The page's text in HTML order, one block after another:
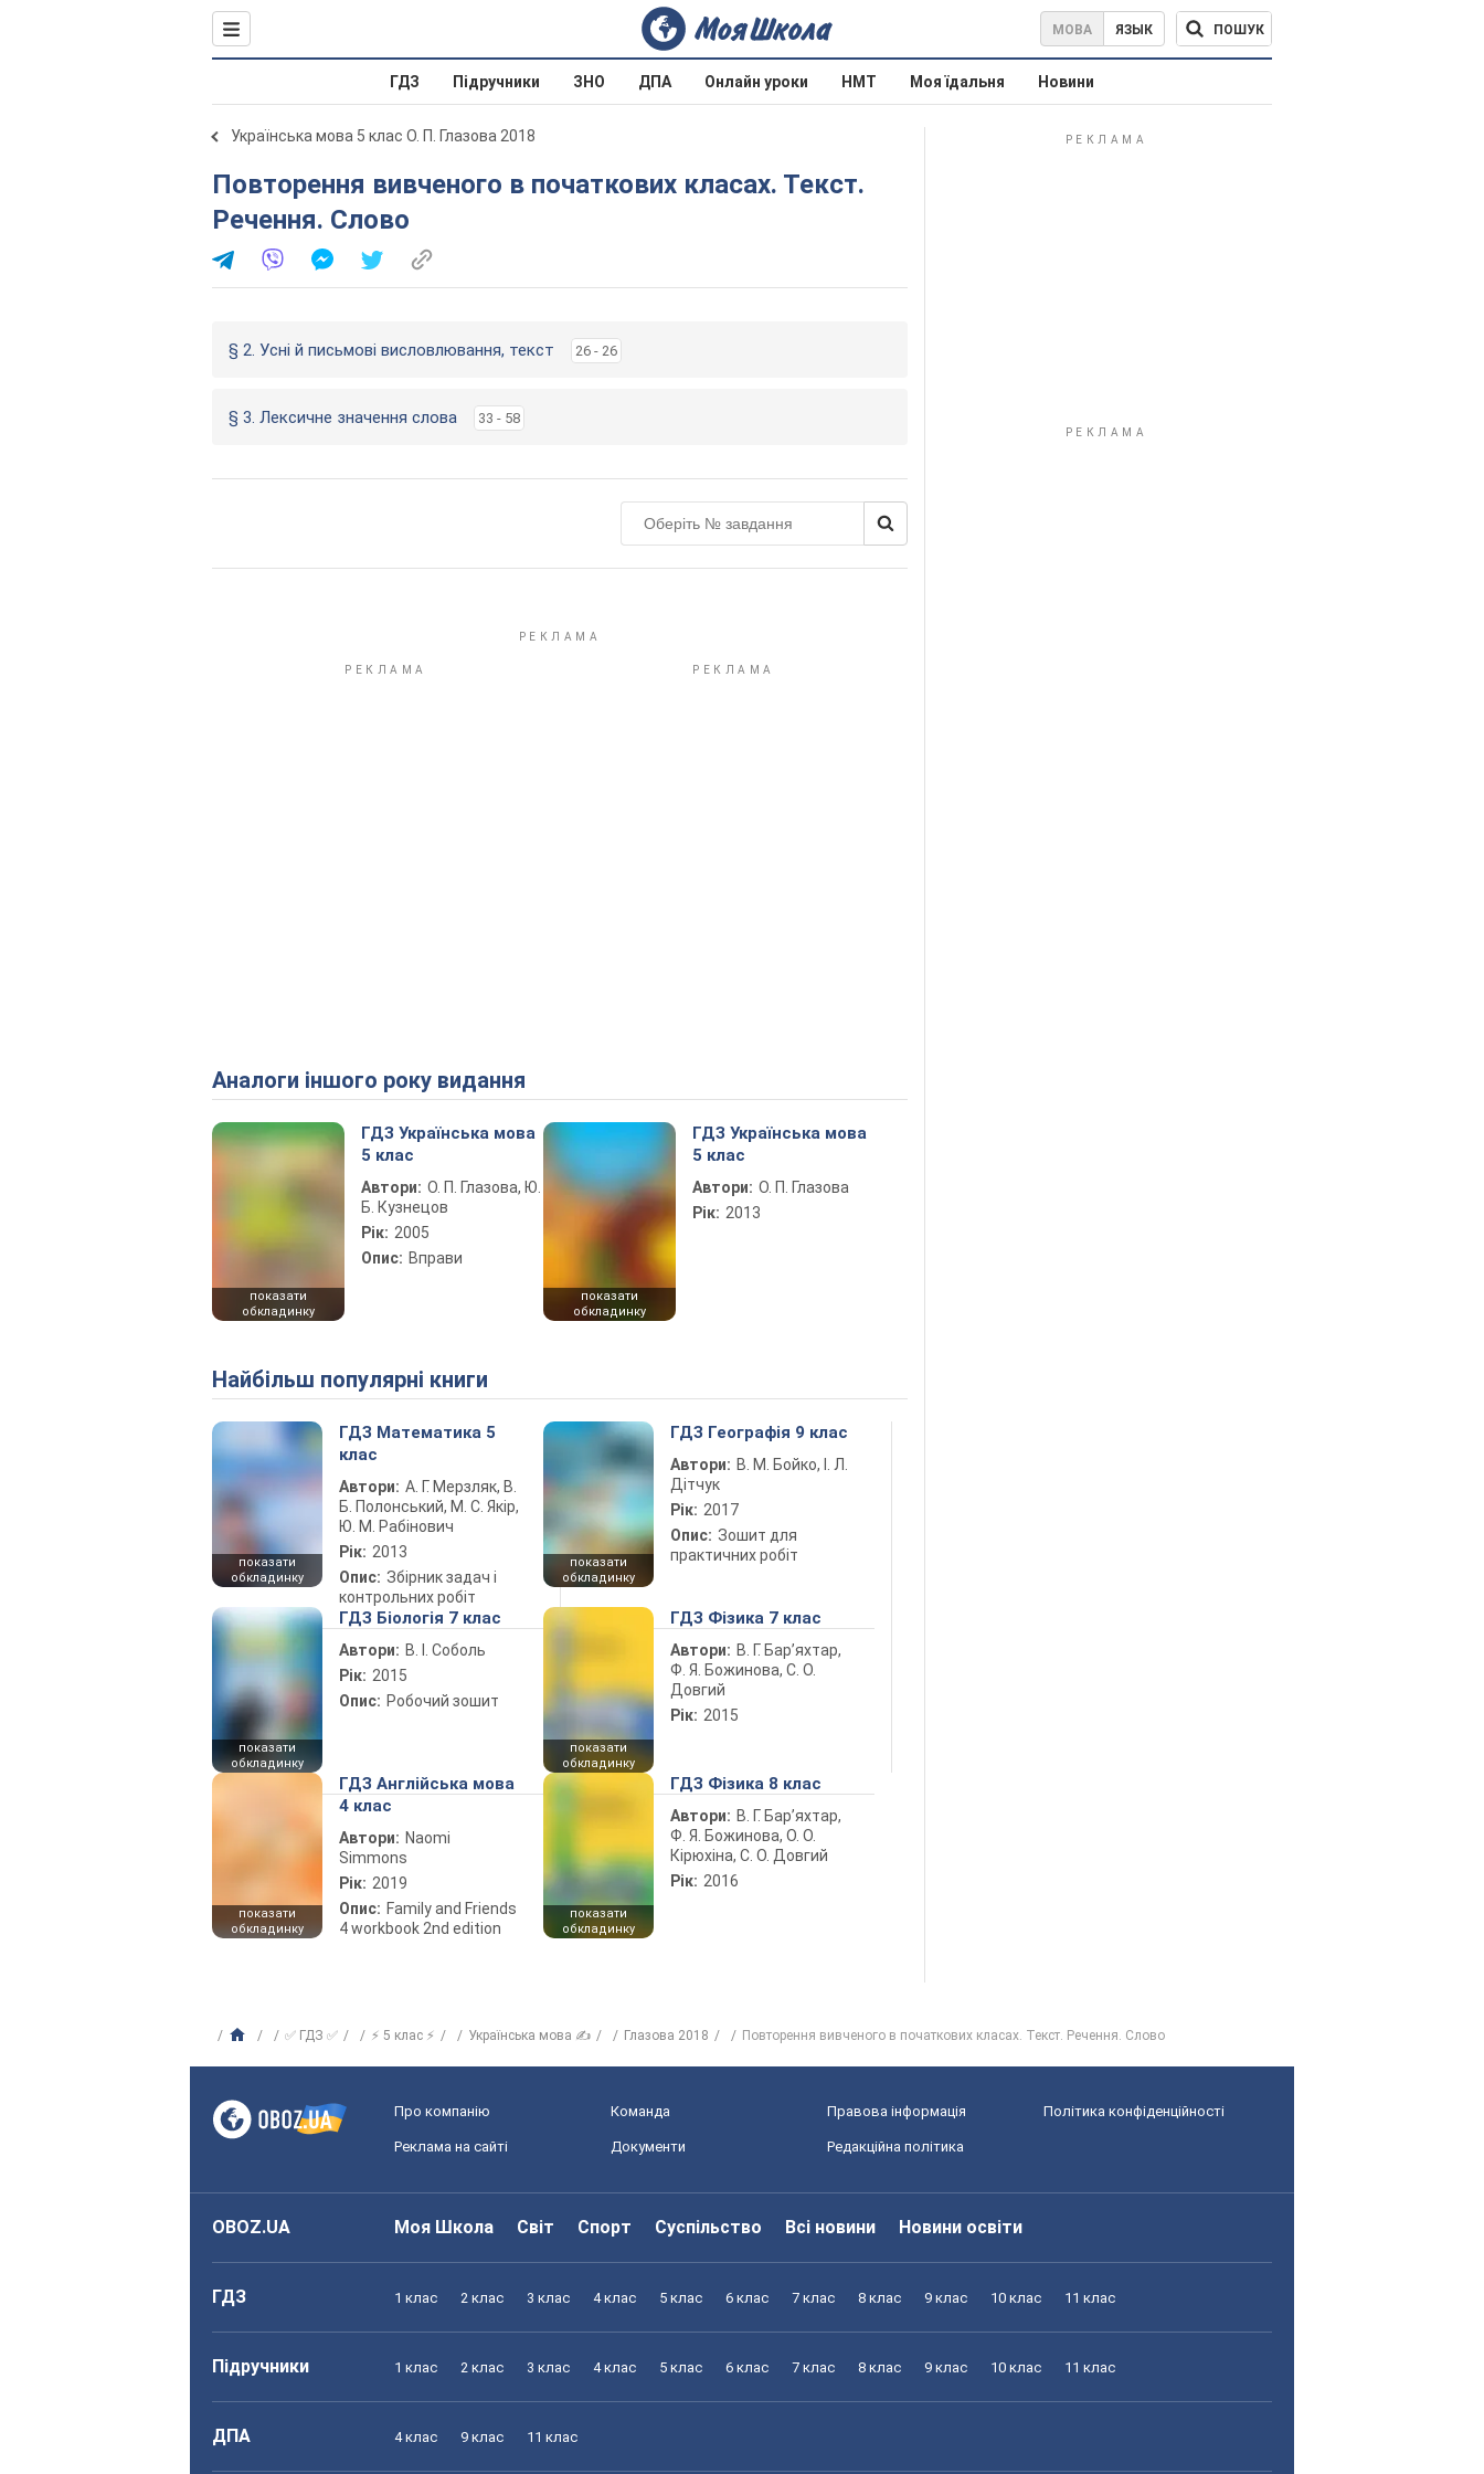
МОВА ЯЗЫК ПОШУК
ГДЗ Підручники ЗНО ДПА Онлайн уроки НМТ Моя їдальня Новини
Українська мова 5 клас О. П. Глазова 2018
Повторення вивченого в початкових класах. Текст.
Речення. Слово
§ 2. Усні й письмові висловлювання, текст 26 - 26
§ 3. Лексичне значення слова 33 - 58
Аналоги іншого року видання
показати
обкладинку
ГДЗ Українська мова
5 клас
Автори: О. П. Глазова, Ю.
Б. Кузнецов
Рік: 2005
Опис: Вправи
показати
обкладинку
ГДЗ Українська мова
5 клас
Автори: О. П. Глазова
Рік: 2013
Найбільш популярні книги
показати
обкладинку
ГДЗ Математика 5
клас
Автори: А. Г. Мерзляк, В.
Б. Полонський, М. С. Якір,
Ю. М. Рабінович
Рік: 2013
Опис: Збірник задач і
контрольних робіт
показати
обкладинку
ГДЗ Географія 9 клас
Автори: В. М. Бойко, І. Л.
Дітчук
Рік: 2017
Опис: Зошит для
практичних робіт
показати
обкладинку
ГДЗ Біологія 7 клас
Автори: В. І. Соболь
Рік: 2015
Опис: Робочий зошит
показати
обкладинку
ГДЗ Фізика 7 клас
Автори: В. Г. Бар’яхтар,
Ф. Я. Божинова, С. О.
Довгий
Рік: 2015
показати
обкладинку
ГДЗ Англійська мова
4 клас
Автори: Naomi
Simmons
Рік: 2019
Опис: Family and Friends
4 workbook 2nd edition
показати
обкладинку
ГДЗ Фізика 8 клас
Автори: В. Г. Бар’яхтар,
Ф. Я. Божинова, О. О.
Кірюхіна, С. О. Довгий
Рік: 2016
✅ ГДЗ ✅ ⚡ 5 клас ⚡ Українська мова ✍ Глазова 2018 Повторення вивченого в початкових класах. Текст. Речення. Слово
Про компанію Команда Правова інформація Політика конфіденційності
Реклама на сайті Документи Редакційна політика
OBOZ.UA Моя Школа Світ Спорт Суспільство Всі новини Новини освіти
ГДЗ 1 клас 2 клас 3 клас 4 клас 5 клас 6 клас 7 клас 8 клас 9 клас 10 клас 11 клас
Підручники 1 клас 2 клас 3 клас 4 клас 5 клас 6 клас 7 клас 8 клас 9 клас 10 клас 11 клас
ДПА 4 клас 9 клас 11 клас